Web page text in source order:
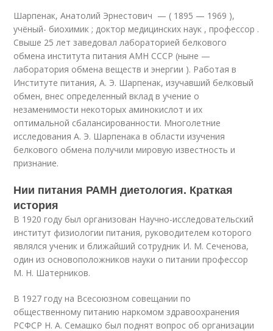
Шарпенак, Анатолий Эрнестович — ( 1895 — 1969 ),
учёный- биохимик ; доктор медицинских наук , профессор .
Свыше 25 лет заведовал лабораторией белкового
обмена института питания АМН СССР (ныне —
лаборатория обмена веществ и энергии ). Работая в
Институте питания, А. Э. Шарпенак, изучавший белковый
обмен, внес определенный вклад в учение о
незаменимости некоторых аминокислот и их
оптимальной сбалансированности. Многолетние
исследования А. Э. Шарпенака в области изучения
белкового обмена получили мировую известность и
признание.
Нии питания РАМН диетология. Краткая
история
В 1920 году был организован Научно-исследовательский
институт физиологии питания, руководителем которого
являлся ученик и ближайший сотрудник И. М. Сеченова,
один из основоположников науки о питании профессор
М. Н. Шатерников.
В 1927 году на Всесоюзном совещании по
общественному питанию наркомом здравоохранения
РСФСР Н. А. Семашко был поднят вопрос об организации